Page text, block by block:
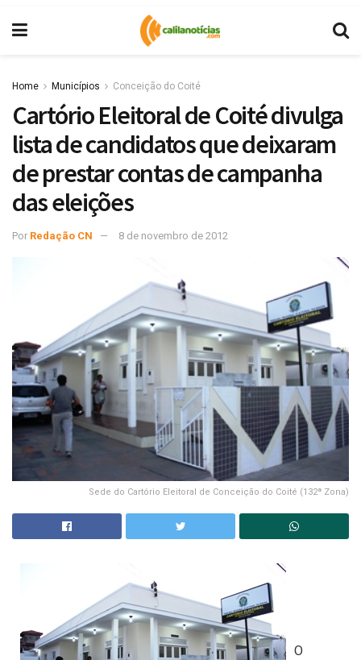
Home Municípios Conceição do Coité
Cartório Eleitoral de Coité divulga
lista de candidatos que deixaram
de prestar contas de campanha
das eleições
Por Redação CN 8 de novembro de 2012
Sede do Cartório Eleitoral de Conceição do Coité (132ª Zona)
O